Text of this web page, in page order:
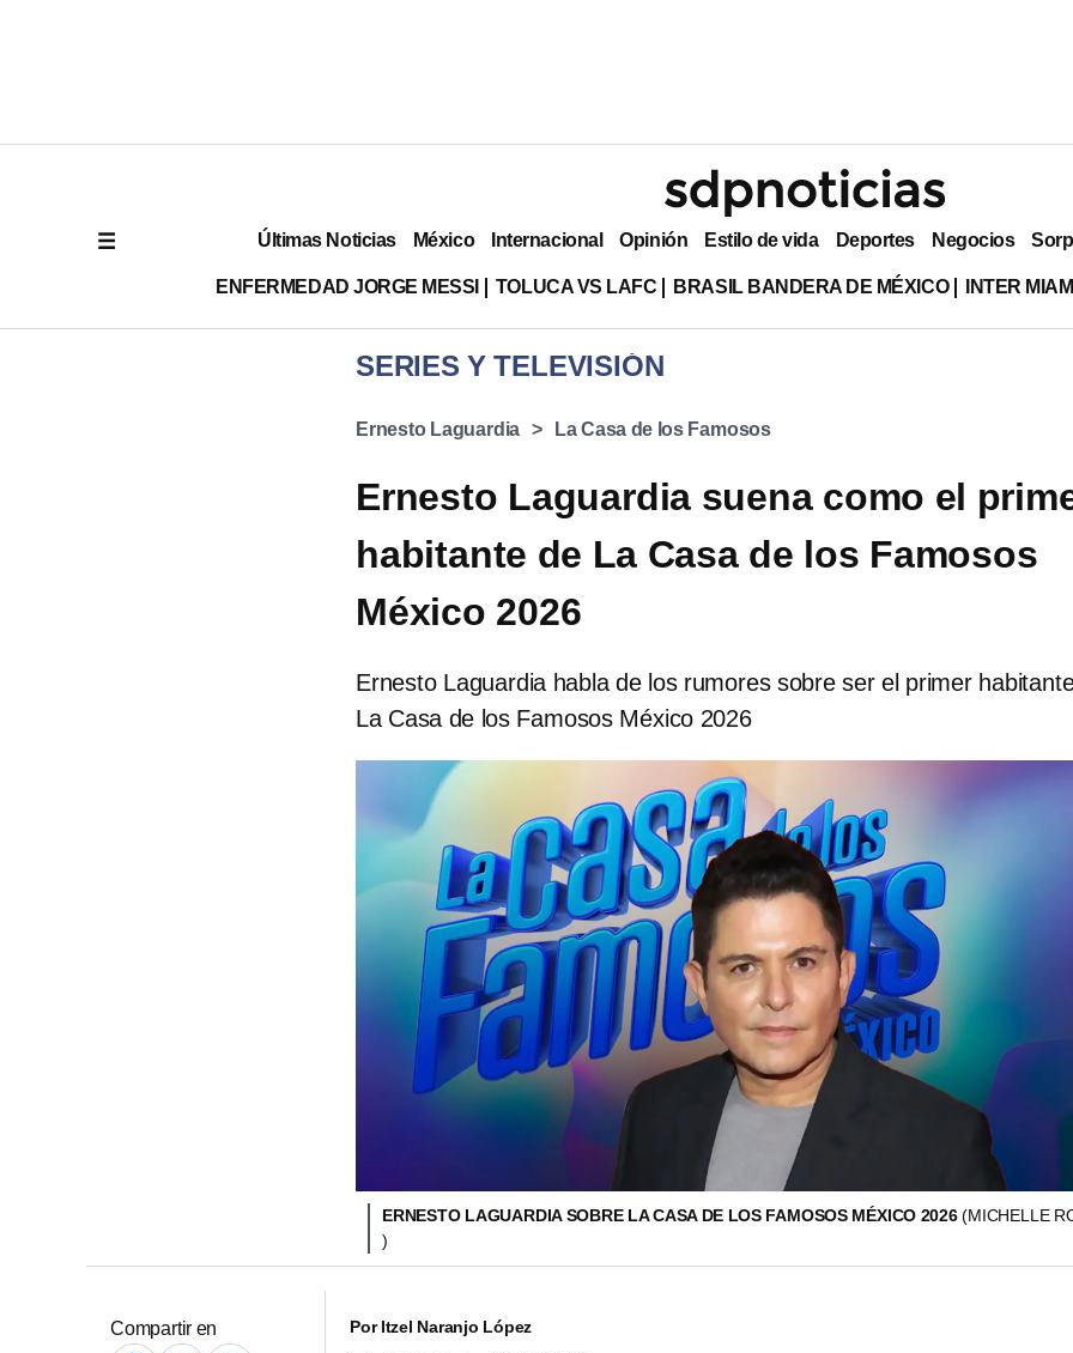
Últimas Noticias México Internacional Opinión Estilo de vida Deportes Negocios
ENFERMEDAD JORGE MESSI TOLUCA VS LAFC BRASIL BANDERA DE MÉXICO INTER
SERIES Y TELEVISIÓN
Ernesto Laguardia La Casa de los Famosos
Ernesto Laguardia suena como el
habitante de La Casa de los Famosos
México 2026
Ernesto Laguardia habla de los rumores sobre ser el primer
La Casa de los Famosos México 2026
ERNESTO LAGUARDIA SOBRE LA CASA DE LOS FAMOSOS MÉXICO 2026(MICHELLE
)
Compartir en PorItzel Naranjo López